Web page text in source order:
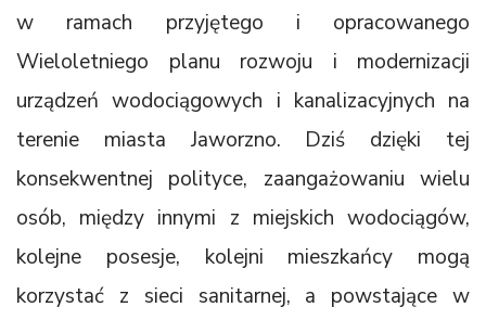
w ramach przyjętego i opracowanego
Wieloletniego planu rozwoju i modernizacji
urządzeń wodociągowych i kanalizacyjnych na
terenie miasta Jaworzno. Dziś dzięki tej
konsekwentnej polityce, zaangażowaniu wielu
osób, między innymi z miejskich wodociągów,
kolejne posesje, kolejni mieszkańcy mogą
korzystać z sieci sanitarnej, a powstające w